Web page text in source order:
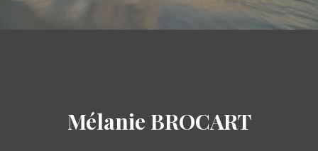
Mélanie BROCART